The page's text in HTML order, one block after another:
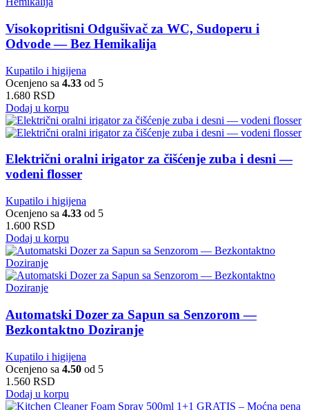
Visokopritisni Odgušivač za WC, Sudoperu i
Odvode — Bez Hemikalija
Kupatilo i higijena
Ocenjeno sa 4.33 od 5
1.680 RSD
Dodaj u korpu
Električni oralni irigator za čišćenje zuba i desni —
vodeni flosser
Kupatilo i higijena
Ocenjeno sa 4.33 od 5
1.600 RSD
Dodaj u korpu
Automatski Dozer za Sapun sa Senzorom —
Bezkontaktno Doziranje
Kupatilo i higijena
Ocenjeno sa 4.50 od 5
1.560 RSD
Dodaj u korpu